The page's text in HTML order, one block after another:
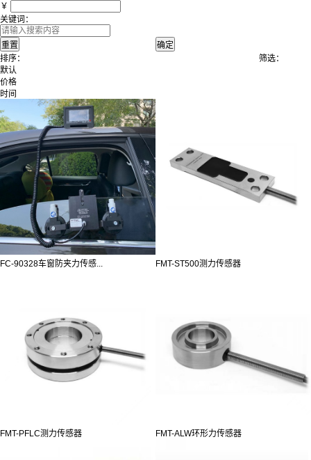
￥
关键词：
排序：
默认
价格
时间
筛选：
FC-90328车窗防夹力传感... FMT-ST500测力传感器
FMT-PFLC测力传感器 FMT-ALW环形力传感器